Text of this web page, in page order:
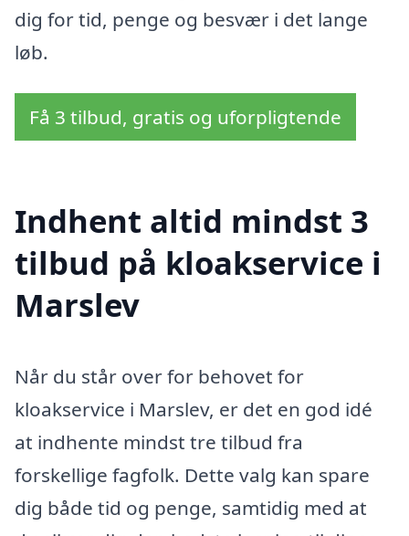
dig for tid, penge og besvær i det lange
løb.
Få 3 tilbud, gratis og uforpligtende
Indhent altid mindst 3
tilbud på kloakservice i
Marslev
Når du står over for behovet for
kloakservice i Marslev, er det en god idé
at indhente mindst tre tilbud fra
forskellige fagfolk. Dette valg kan spare
dig både tid og penge, samtidig med at